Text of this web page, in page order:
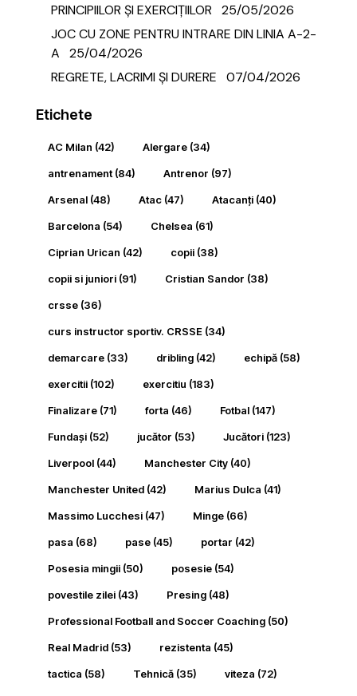
PRINCIPIILOR ȘI EXERCIȚIILOR
25/05/2026
JOC CU ZONE PENTRU INTRARE DIN LINIA A-2-
A
25/04/2026
REGRETE, LACRIMI ȘI DURERE
07/04/2026
Etichete
AC Milan (42) Alergare (34)
antrenament(84) Antrenor (97)
Arsenal (48) Atac (47) Atacanți (40)
Barcelona (54) Chelsea (61)
Ciprian Urican (42) copii (38)
copii si juniori (91) Cristian Sandor (38)
crsse (36)
curs instructor sportiv. CRSSE (34)
demarcare (33) dribling (42) echipă (58)
exercitii (102) exercitiu (183)
Finalizare (71) forta (46) Fotbal (147)
Fundași (52) jucător (53) Jucători (123)
Liverpool (44) Manchester City (40)
Manchester United (42) Marius Dulca (41)
Massimo Lucchesi (47) Minge (66)
pasa (68) pase (45) portar (42)
Posesia mingii (50) posesie (54)
povestile zilei (43) Presing (48)
Professional Football and Soccer Coaching (50)
Real Madrid (53) rezistenta (45)
tactica (58) Tehnică (35) viteza (72)